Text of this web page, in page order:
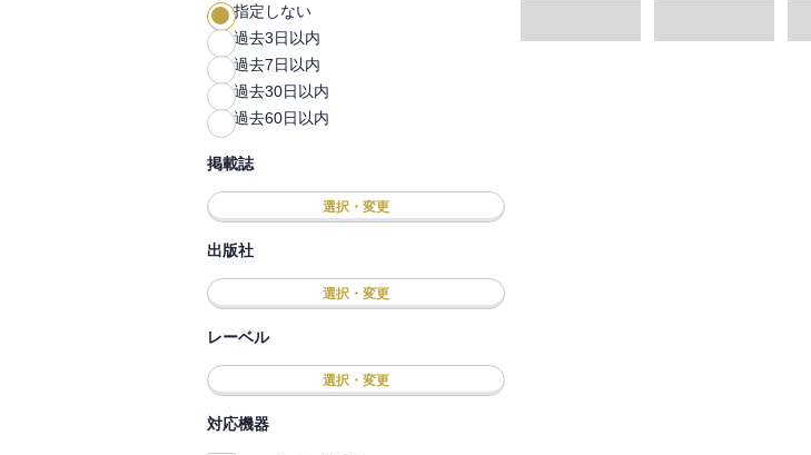
指定しない
過去3日以内
過去7日以内
過去30日以内
過去60日以内
掲載誌
選択・変更
出版社
選択・変更
レーベル
選択・変更
対応機器